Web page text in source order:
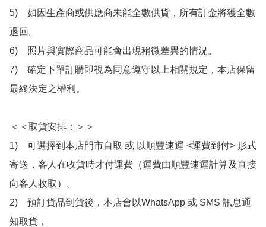
5)　如因生產商或供應商未能全數供貨，所有訂金將獲全數
退回。
6)　照片與實際商品可能會出現稍微差異的情況。
7)　確定下單訂購即視為同意遵守以上相關規定，本店保留
最終決定之權利。
＜＜取貨安排：＞＞
1)　可選擇到本店門市自取 或 以順豐速運 <運費到付> 形式
寄送，客人在收貨時才付運費（運費由順豐速運計算及直接
向客人收取）。
2)　預訂貨品到貨後，本店會以WhatsApp 或 SMS 訊息通
知取貨，